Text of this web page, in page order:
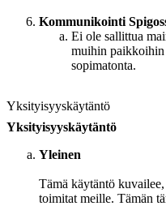
Kommunikointi
Ei ole sallittua
muihin paikkoihin
sopimatonta.
Yksityisyyskäytäntö
Yksityisyyskäytäntö
Yleinen
Tämä käytäntö
toimitat meille. Tämän